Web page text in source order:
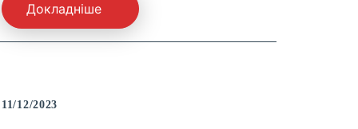
Докладніше
11/12/2023